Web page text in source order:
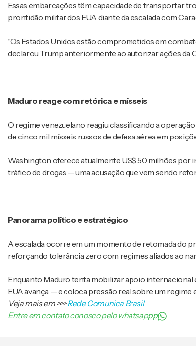
Essas embarcações têm capacidade de transportar
prontidão militar dos EUA diante da escalada com
“Os Estados Unidos estão comprometidos em
declarou Trump anteriormente ao autorizar ações
Maduro reage com retórica e mísseis
O regime venezuelano reagiu classificando a
de cinco mil mísseis russos de defesa aérea em
Washington oferece atualmente US$ 50 milhões por
tráfico de drogas — uma acusação que vem sendo
Panorama político e estratégico
A escalada ocorre em um momento de retomada do
reforçando tolerância zero com regimes aliados ao
Enquanto Maduro tenta mobilizar apoio
EUA avança — e coloca pressão real sobre um
Veja mais em>>>Rede Comunica Brasil
Entre em contato conosco pelo whatsappp